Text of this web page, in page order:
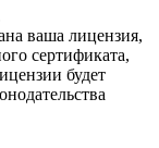
ваша лицензия,
сертификата,
будет